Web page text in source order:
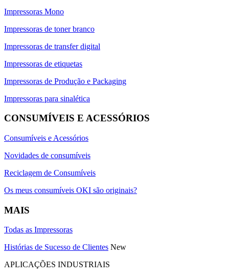
Impressoras Mono
Impressoras de toner branco
Impressoras de transfer digital
Impressoras de etiquetas
Impressoras de Produção e Packaging
Impressoras para sinalética
CONSUMÍVEIS E ACESSÓRIOS
Consumíveis e Acessórios
Novidades de consumíveis
Reciclagem de Consumíveis
Os meus consumíveis OKI são originais?
MAIS
Todas as Impressoras
Histórias de Sucesso de Clientes New
APLICAÇÕES INDUSTRIAIS